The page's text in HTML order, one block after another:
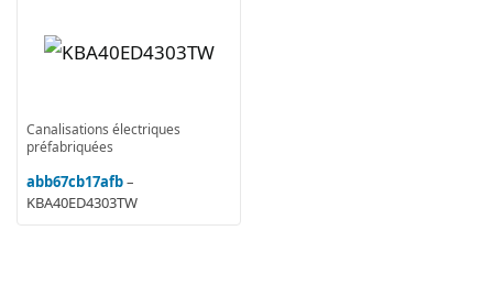
Canalisations électriques
préfabriquées
abb67cb17afb–
KBA40ED4303TW